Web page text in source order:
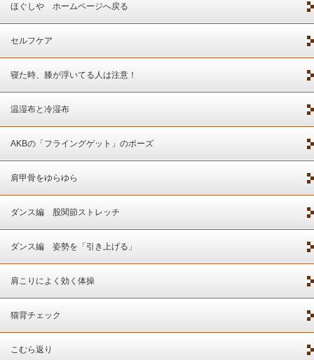
ほぐしや ホームページへ戻る
セルフケア
寝た時、膝が浮いてる人は注意！
温湿布と冷湿布
AKBの「フライングゲット」のポーズ
肩甲骨をゆらゆら
ダンス編 股関節ストレッチ
ダンス編 姿勢を「引き上げる」
肩こりによく効く体操
猫背チェック
こむら返り